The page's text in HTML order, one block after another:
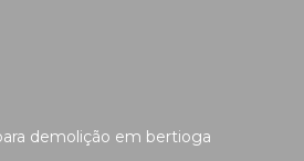
demolição em bertioga